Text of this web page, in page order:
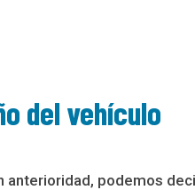
del vehículo
anterioridad, podemos